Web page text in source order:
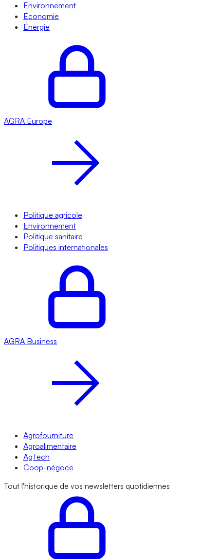
Environnement
Économie
Énergie
AGRA Europe
Politique agricole
Environnement
Politique sanitaire
Politiques internationales
AGRA Business
Agrofourniture
Agroalimentaire
AgTech
Coop-négoce
Tout l'historique de vos newsletters quotidiennes